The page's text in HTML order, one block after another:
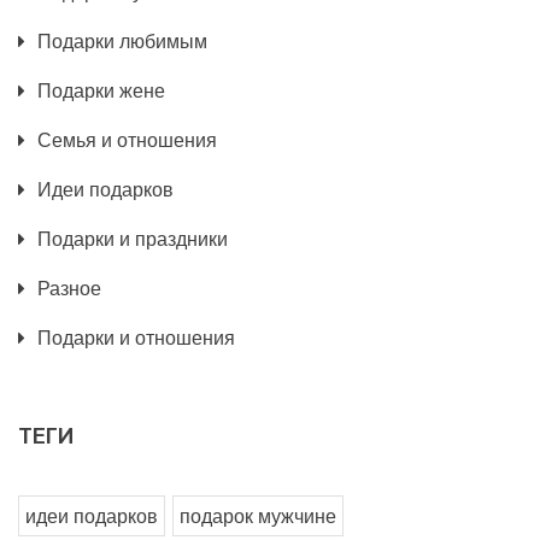
Подарки любимым
Подарки жене
Семья и отношения
Идеи подарков
Подарки и праздники
Разное
Подарки и отношения
ТЕГИ
идеи подарков подарок мужчине